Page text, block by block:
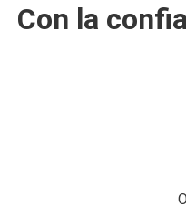
Con la